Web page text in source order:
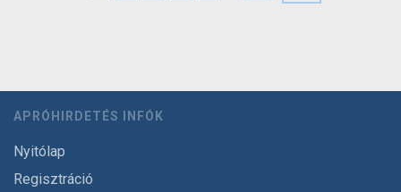
APRÓHIRDETÉS INFÓK
Nyitólap
Regisztráció